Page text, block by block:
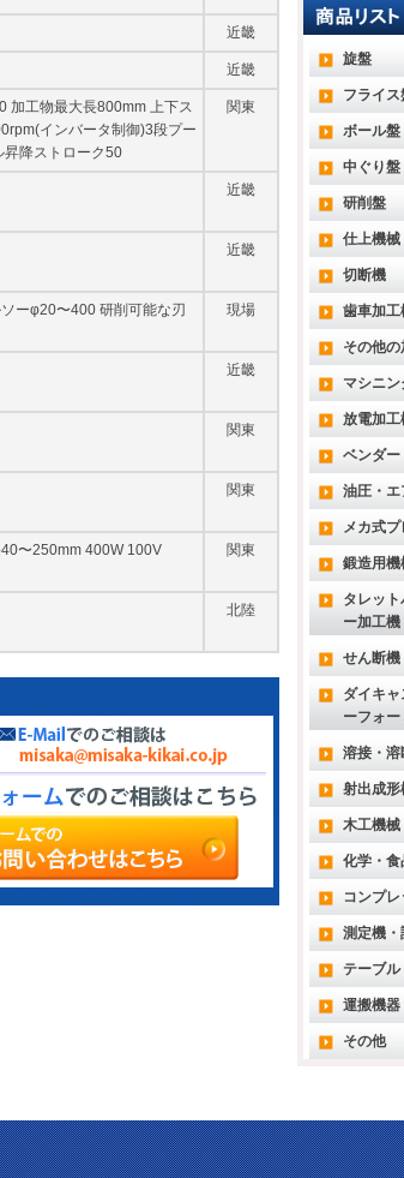
近畿
近畿
加工物最大長800mm 上下ス
インバータ制御)3段プー
昇降ストローク50
関東
近畿
近畿
ーφ20〜400 研削可能な刃
現場
近畿
関東
関東
〜250mm 400W 100V
関東
北陸
旋盤
フライス
ボール盤
中ぐり盤
研削盤
仕上機械
切断機
歯車加工
その他
マシニン
放電加工
ベンダー
油圧・エ
メカ式プ
鍛造用機
タレッ
ー加工機
せん断機
ダイキ
ーフォ
溶接・溶
射出成形
木工機械
化学・食
コンプ
測定機・
テーブル
運搬機器
その他